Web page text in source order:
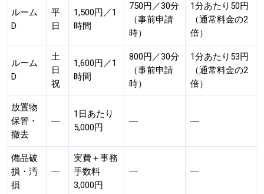
ルーム
D
平
日
1,500円／1
時間
750円／30分
（事前申請
時）
1分あたり50円
（通常料金の2
倍）
ルーム
D
土
日
祝
1,600円／1
時間
800円／30分
（事前申請
時）
1分あたり53円
（通常料金の2
倍）
放置物
保管・
撤去
―
1日あたり
5,000円
― ―
備品破
損・汚
損
―
実費＋事務
手数料
3,000円
― ―